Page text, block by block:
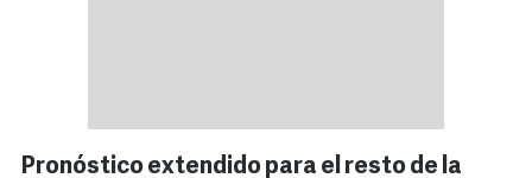
Pronóstico extendido para el resto de la